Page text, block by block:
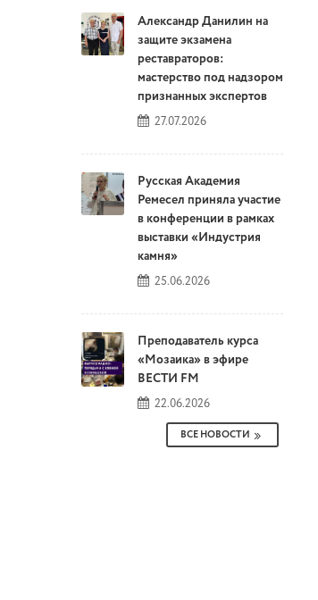
Александр Данилин на
защите экзамена
реставраторов:
мастерство под надзором
признанных экспертов
27.07.2026
Русская Академия
Ремесел приняла участие
в конференции в рамках
выставки «Индустрия
камня»
25.06.2026
Преподаватель курса
«Мозаика» в эфире
ВЕСТИ FM
22.06.2026
ВСЕ НОВОСТИ